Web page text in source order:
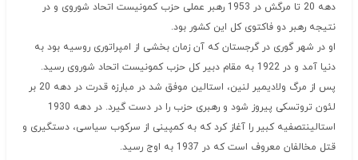
دهه 20 تا مرگش در 1953 رهبر عملی حزب کمونیست اتحاد شوروی و در
نتیجه رهبر دو فاکتوی کل این کشور بود.
او در شهر گوری در گرجستان که آن زمان بخشی از امپراتوری روسیه بود به
دنیا آمد و در 1922 به مقام دبیر کل حزب کمونیست اتحاد شوروی رسید.
پس از مرگ ولادیمیر لنین، استالین موفق شد در مبارزه قدرت در دهه 20 بر
لئون تروتسکی پیروز شود و رهبری حزب را در دست گیرد. در دهه 1930
استالینتصفیه کبیر را آغاز کرد که به کمپینی از سرکوب سیاسی، دستگیری و
قتل مخالفان معروف است که در 1937 به اوج رسید.